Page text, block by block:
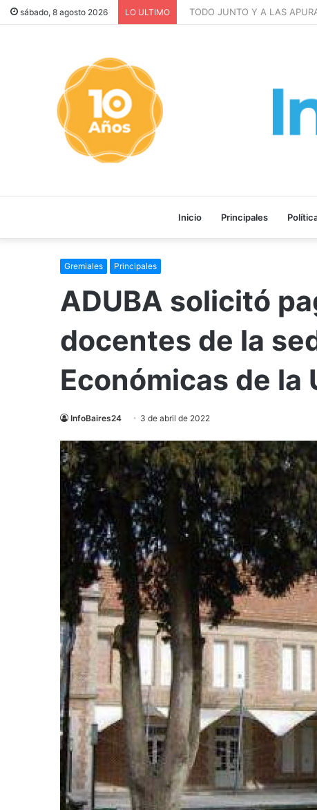
sábado, 8 agosto 2026 LO ULTIMO TODO JUNTO Y A LAS
Inicio Principales
Gremiales Principales
ADUBA solicitó
docentes de la
Económicas de la
InfoBaires24 3 de abril de 2022